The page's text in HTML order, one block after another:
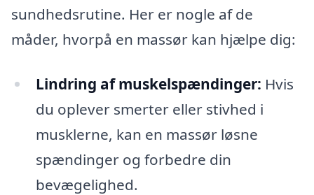
sundhedsrutine. Her er nogle af de
måder, hvorpå en massør kan hjælpe dig:
Lindring af muskelspændinger: Hvis
du oplever smerter eller stivhed i
musklerne, kan en massør løsne
spændinger og forbedre din
bevægelighed.